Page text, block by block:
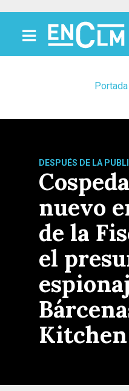
Portada
DESPUÉS DE LA
nuevo
de la
el
Kitchen